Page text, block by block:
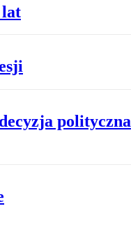
lat
polityczna